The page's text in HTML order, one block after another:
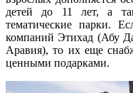
детей до 11 лет, а
тематические парки.
компаний Этихад (Абу
Аравия), то их еще
ценными подарками.